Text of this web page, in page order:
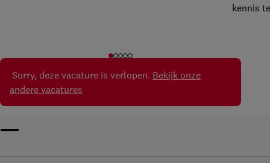
kennis
Sorry, deze vacature is verlopen. Bekijk onze
andere vacatures